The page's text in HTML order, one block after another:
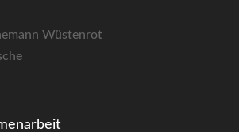
Wüstenrot